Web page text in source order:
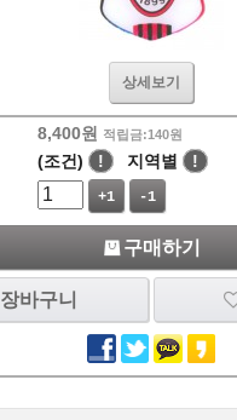
상세보기
8,400원 적립금:140원
(조건) ! 지역별
!
+1 -1
구매하기
장바구니